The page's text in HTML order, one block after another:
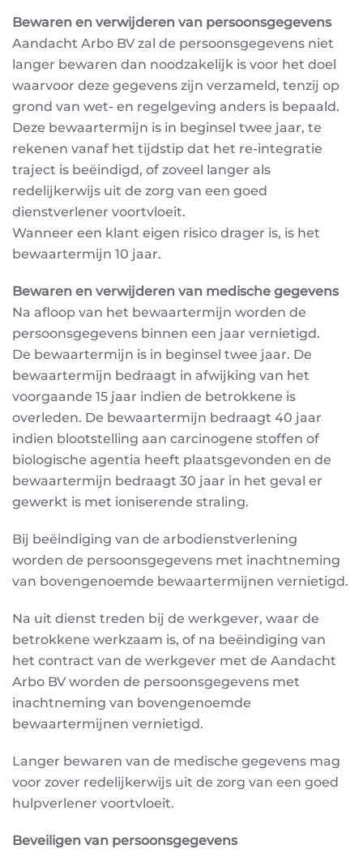
Bewaren en verwijderen van persoonsgegevens
Aandacht Arbo BV zal de persoonsgegevens niet
langer bewaren dan noodzakelijk is voor het doel
waarvoor deze gegevens zijn verzameld, tenzij op
grond van wet- en regelgeving anders is bepaald.
Deze bewaartermijn is in beginsel twee jaar, te
rekenen vanaf het tijdstip dat het re-integratie
traject is beëindigd, of zoveel langer als
redelijkerwijs uit de zorg van een goed
dienstverlener voortvloeit.
Wanneer een klant eigen risico drager is, is het
bewaartermijn 10 jaar.
Bewaren en verwijderen van medische gegevens
Na afloop van het bewaartermijn worden de
persoonsgegevens binnen een jaar vernietigd.
De bewaartermijn is in beginsel twee jaar. De
bewaartermijn bedraagt in afwijking van het
voorgaande 15 jaar indien de betrokkene is
overleden. De bewaartermijn bedraagt 40 jaar
indien blootstelling aan carcinogene stoffen of
biologische agentia heeft plaatsgevonden en de
bewaartermijn bedraagt 30 jaar in het geval er
gewerkt is met ioniserende straling.
Bij beëindiging van de arbodienstverlening
worden de persoonsgegevens met inachtneming
van bovengenoemde bewaartermijnen vernietigd.
Na uit dienst treden bij de werkgever, waar de
betrokkene werkzaam is, of na beëindiging van
het contract van de werkgever met de Aandacht
Arbo BV worden de persoonsgegevens met
inachtneming van bovengenoemde
bewaartermijnen vernietigd.
Langer bewaren van de medische gegevens mag
voor zover redelijkerwijs uit de zorg van een goed
hulpverlener voortvloeit.
Beveiligen van persoonsgegevens